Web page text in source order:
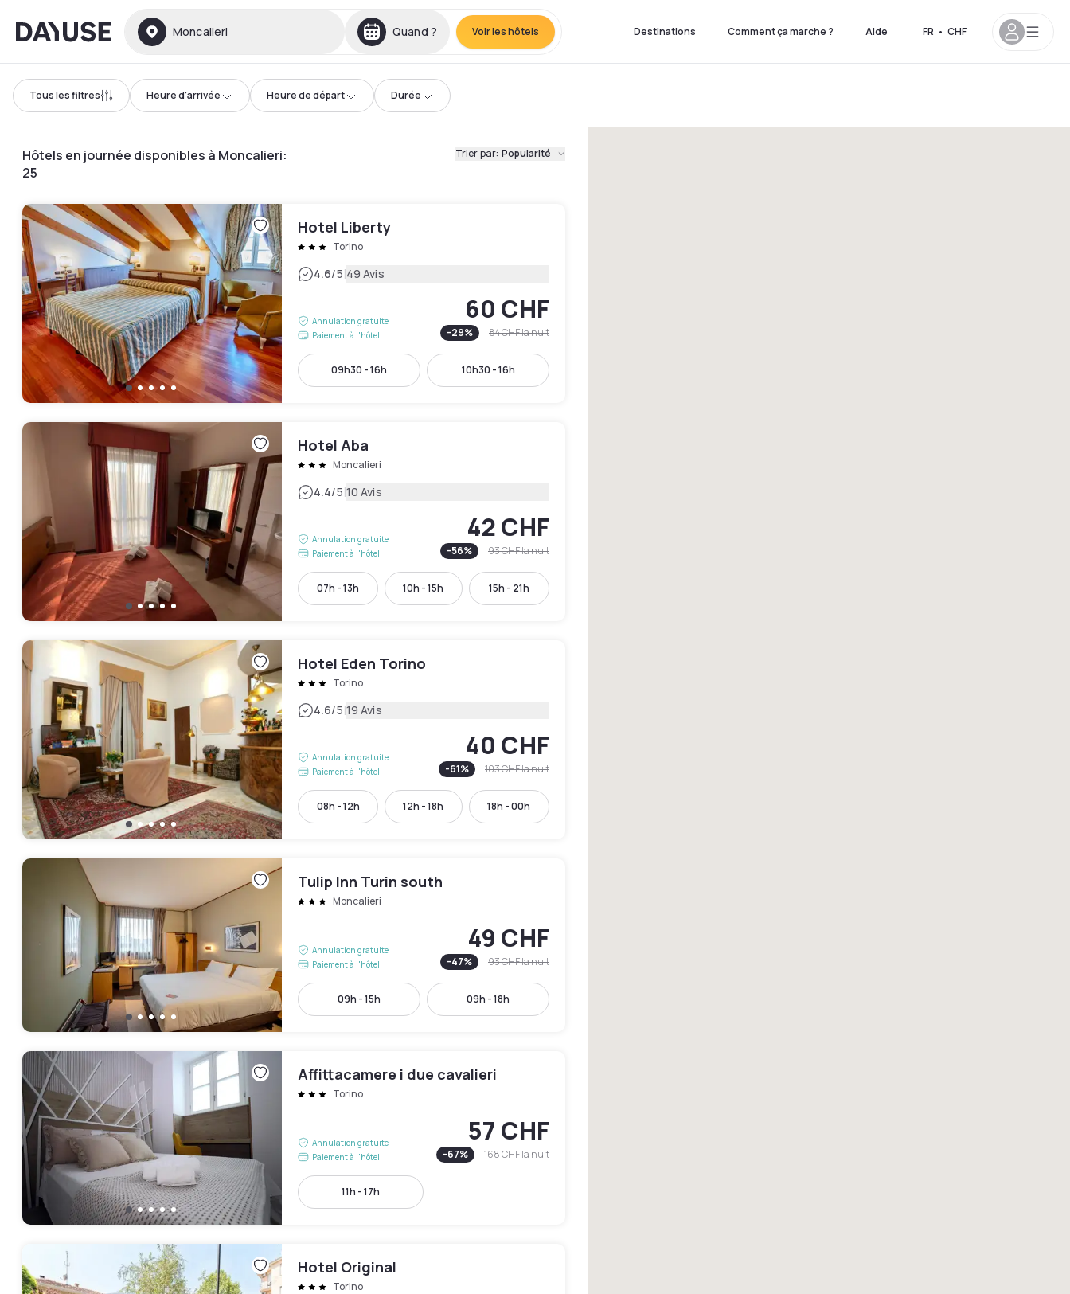
Dayuse Moncalieri Quand ? Voir les hôtels Destinations Comment ça marche ? Aide FR • CHF
Tous les filtres Heure d'arrivée Heure de départ Durée
Hôtels en journée disponibles à Moncalieri:
25
Trier par: Popularité
Hotel Liberty
Torino
4.6/5|49 Avis
Annulation gratuite
Paiement à l'hôtel
60 CHF
-29% 84 CHFla nuit
09h30 - 16h 10h30 - 16h
Hotel Aba
Moncalieri
4.4/5|10 Avis
Annulation gratuite
Paiement à l'hôtel
42 CHF
-56% 93 CHFla nuit
07h - 13h 10h - 15h 15h - 21h
Hotel Eden Torino
Torino
4.6/5|19 Avis
Annulation gratuite
Paiement à l'hôtel
40 CHF
-61% 103 CHFla nuit
08h - 12h 12h - 18h 18h - 00h
Tulip Inn Turin south
Moncalieri
Annulation gratuite
Paiement à l'hôtel
49 CHF
-47% 93 CHFla nuit
09h - 15h 09h - 18h
Affittacamere i due cavalieri
Torino
Annulation gratuite
Paiement à l'hôtel
57 CHF
-67% 168 CHFla nuit
11h - 17h
Hotel Original
Torino